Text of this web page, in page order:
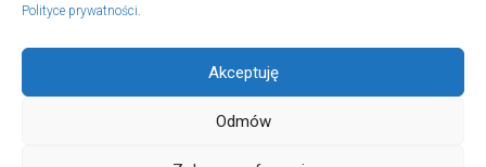
Polityce prywatności.
Akceptuję
Odmów